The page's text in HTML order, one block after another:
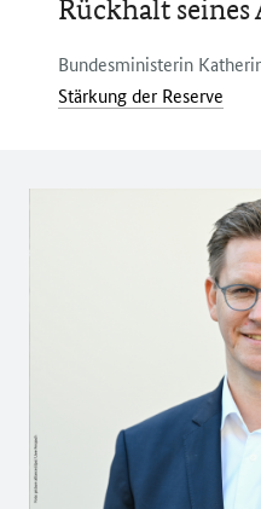
Rückhalt seines
Bundesministerin
Stärkung der Reserve